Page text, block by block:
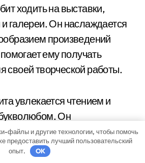
ходить на выставки,
галереи. Он наслаждается
произведений
ему получать
своей творческой работы.
увлекается чтением и
Он
литературу и
книги. Чтение помогает
файлы и другие технологии, чтобы помочь
предоставить лучший пользовательский
опыт.
OK